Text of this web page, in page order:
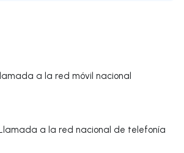
a la red móvil nacional
a la red nacional de telefonía